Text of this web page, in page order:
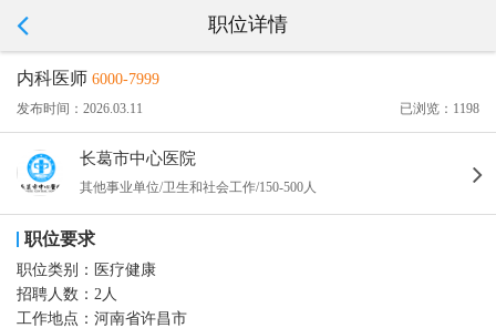
职位详情
内科医师 6000-7999
发布时间：2026.03.11 已浏览：1198
长葛市中心医院
其他事业单位/卫生和社会工作/150-500人
职位要求
职位类别： 医疗健康
招聘人数： 2人
工作地点： 河南省许昌市